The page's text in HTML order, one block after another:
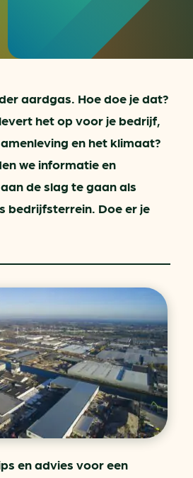
aardgas. Hoe doe je dat?
het op voor je bedrijf,
en het klimaat?
we informatie en
de slag te gaan als
bedrijfsterrein. Doe er je
en advies voor een